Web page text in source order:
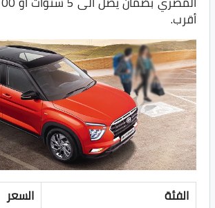
أقرب.
الفئة
السعر